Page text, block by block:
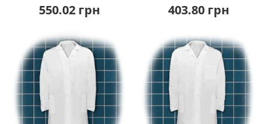
550.02 грн 403.80 грн